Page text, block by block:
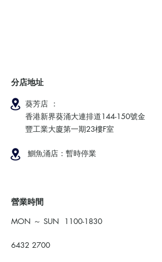
分店地址
葵芳店 ：
香港新界葵涌大連排道144-150號金
豐工業大廈第一期23樓F室
鰂魚涌店：暫時停業
​營業時間
MON ～ SUN 1100-1830
6432 2700